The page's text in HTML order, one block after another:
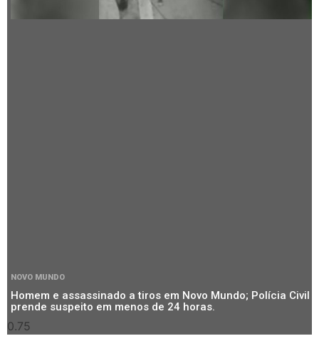
NOVO MUNDO
Homem e assassinado a tiros em Novo Mundo; Polícia Civil
prende suspeito em menos de 24 horas.